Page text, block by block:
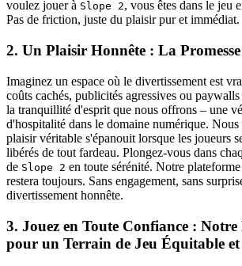
voulez jouer à Slope 2, vous êtes dans le jeu
Pas de friction, juste du plaisir pur et immédiat.
2. Un Plaisir Honnête : La
Imaginez un espace où le divertissement est
coûts cachés, publicités agressives ou
la tranquillité d'esprit que nous offrons – une
d'hospitalité dans le domaine numérique. Nous
plaisir véritable s'épanouit lorsque les joueurs
libérés de tout fardeau. Plongez-vous dans
de Slope 2 en toute sérénité. Notre
restera toujours. Sans engagement, sans
divertissement honnête.
3. Jouez en Toute Confiance : Notre
pour un Terrain de Jeu Équitable et